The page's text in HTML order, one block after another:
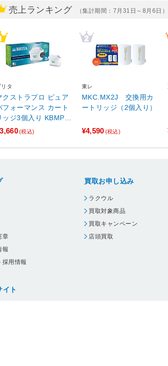
売上ランキング （集計期間：7月31日～8月6日）
リタ
クストラプロ ピュア
フォーマンス カート
ッジ3個入り KBMPC
［3個］
(税込)
東レ
MKC.MX2J 交換用カ
ートリッジ（2個入り）
¥4,590 (税込)
章
報
採用情報
イト
買取お申し込み
ラクウル
買取対象商品
買取キャンペーン
店頭買取